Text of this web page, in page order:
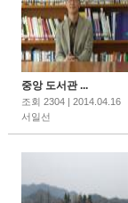
중앙 도서관 ...
조회 2304 | 2014.04.16
서일선